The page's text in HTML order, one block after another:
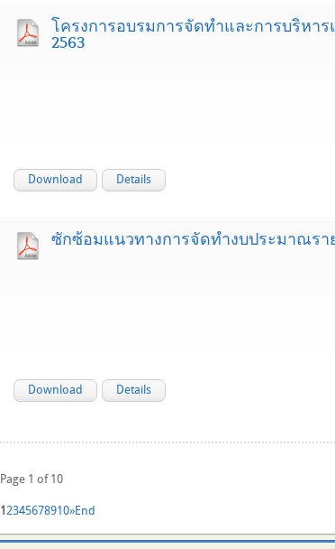
โครงการอบรมการจัดทำและการบริห
2563
Download Details
ซักซ้อมแนวทางการจัดทำงบประมาณรา
Download Details
Page 1 of 10
1 2345678910»End